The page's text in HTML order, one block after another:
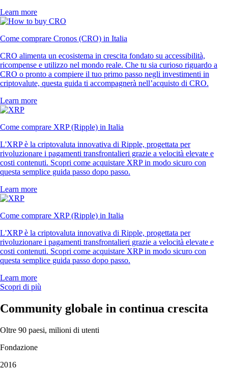
Learn more
Come comprare Cronos (CRO) in Italia
CRO alimenta un ecosistema in crescita fondato su accessibilità,
ricompense e utilizzo nel mondo reale. Che tu sia curioso riguardo a
CRO o pronto a compiere il tuo primo passo negli investimenti in
criptovalute, questa guida ti accompagnerà nell’acquisto di CRO.
Learn more
Come comprare XRP (Ripple) in Italia
L'XRP è la criptovaluta innovativa di Ripple, progettata per
rivoluzionare i pagamenti transfrontalieri grazie a velocità elevate e
costi contenuti. Scopri come acquistare XRP in modo sicuro con
questa semplice guida passo dopo passo.
Learn more
Come comprare XRP (Ripple) in Italia
L'XRP è la criptovaluta innovativa di Ripple, progettata per
rivoluzionare i pagamenti transfrontalieri grazie a velocità elevate e
costi contenuti. Scopri come acquistare XRP in modo sicuro con
questa semplice guida passo dopo passo.
Learn more
Scopri di più
Community globale in continua crescita
Oltre 90 paesi, milioni di utenti
Fondazione
2016